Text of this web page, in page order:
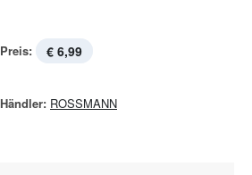
Preis: € 6,99
Händler: ROSSMANN